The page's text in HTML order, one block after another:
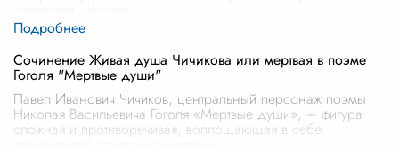
Сочинение Живая душа Чичикова или мертвая в поэме
Гоголя "Мертвые души"
Павел Иванович Чичиков, центральный персонаж поэмы
Николая Васильевича Гоголя «Мертвые души», – фигура
сложная и противоречивая, воплощающая в себе